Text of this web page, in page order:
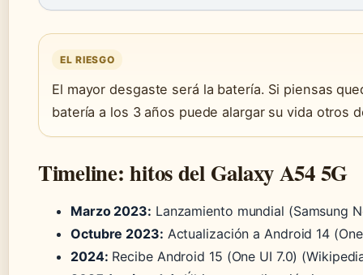
EL RIESGO
El mayor desgaste será la batería. Si piensas
batería a los 3 años puede alargar su vida otros
Timeline: hitos del Galaxy A54 5G
Marzo 2023: Lanzamiento mundial (Samsung
Octubre 2023: Actualización a Android 14
2024: Recibe Android 15 (One UI 7.0)